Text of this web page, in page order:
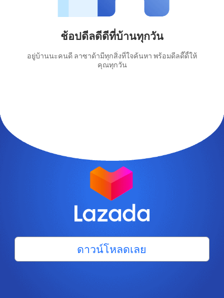
ช้อปดีลดีดีที่บ้านทุกวัน
อยู่บ้านนะคนดี ลาซาด้ามีทุกสิ่งที่ใจค้นหา พร้อมดีลดี๊ดี้ให้
คุณทุกวัน
ดาวน์โหลดเลย